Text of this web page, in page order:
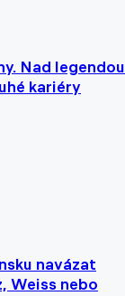
Nad legendou
kariéry
navázat
Weiss nebo